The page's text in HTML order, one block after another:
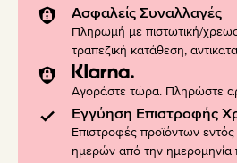
Ασφαλείς Συναλλαγές
Πληρωμή με πιστωτική/
τραπεζική κατάθεση,
Αγοράστε τώρα. Πληρώστε
Εγγύηση Επιστροφής
Επιστροφές προϊόντων
ημερών από την ημερομηνία